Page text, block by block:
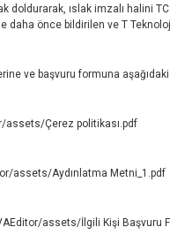
doldurarak, ıslak imzalı halini
daha önce bildirilen ve T
ve başvuru formuna
assets/Çerez politikası.pdf
assets/Aydınlatma Metni_1.pdf
assets/İlgili Kişi Başvuru